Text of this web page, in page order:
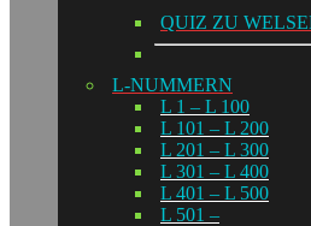
QUIZ ZU
L-NUMMERN
L 1 – L 100
L 101 – L 200
L 201 – L 300
L 301 – L 400
L 401 – L 500
L 501 –